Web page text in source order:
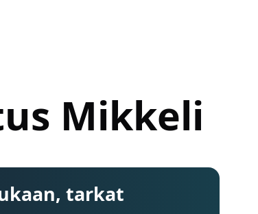
Mikkeli
tarkat